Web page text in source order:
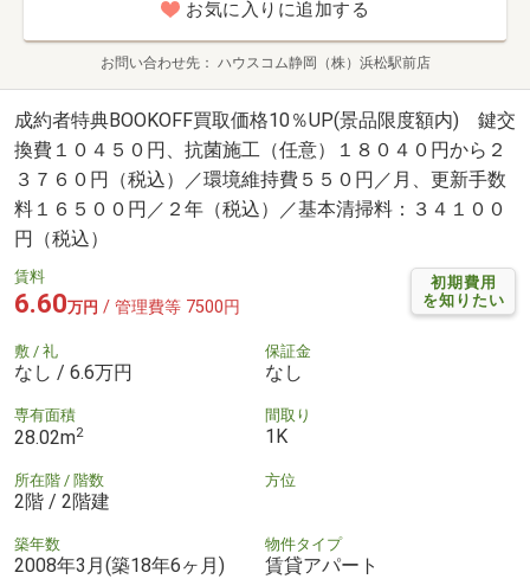
お気に入りに追加する
お問い合わせ先 ハウスコム静岡（株）浜松駅前店
成約者特典BOOKOFF買取価格10％UP(景品限度額内) 鍵交
換費１０４５０円、抗菌施工（任意）１８０４０円から２
３７６０円（税込）／環境維持費５５０円／月、更新手数
料１６５００円／２年（税込）／基本清掃料：３４１００
円（税込）
初期費用
を知りたい
賃料
6.60万円 / 管理費等 7500円
敷 / 礼
なし / 6.6万円
保証金
なし
専有面積
28.02m2
間取り
1K
所在階 / 階数
2階 / 2階建
方位
築年数
2008年3月(築18年6ヶ月)
物件タイプ
賃貸アパート